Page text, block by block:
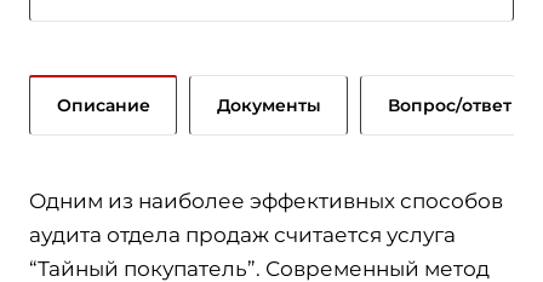
Описание Документы Вопрос/ответ
Одним из наиболее эффективных способов
аудита отдела продаж считается услуга
“Тайный покупатель”. Современный метод